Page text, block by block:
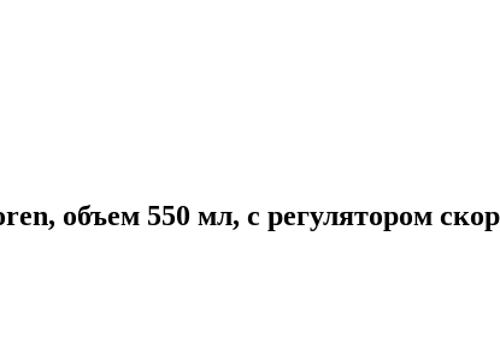
объем 550 мл, с регулятором